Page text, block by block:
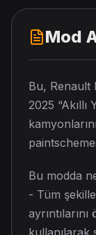
Mod
Bu, Renault
2025
Bu modda
- Tüm
kullanılarak